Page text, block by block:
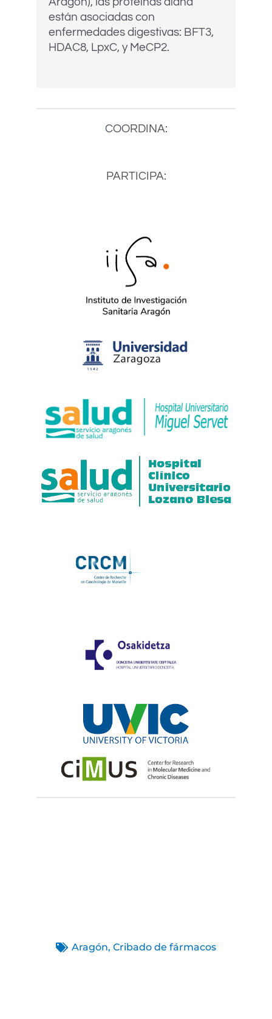
están asociadas con
enfermedades digestivas: BFT3,
HDAC8, LpxC, y MeCP2.
COORDINA:
PARTICIPA:
Aragón, Cribado de fármacos